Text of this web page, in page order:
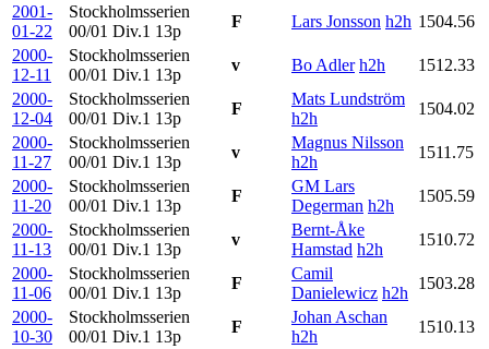
2001-
01-22
Stockholmsserien
00/01 Div.1 13p
F Lars Jonsson h2h 1504.56
2000-
12-11
Stockholmsserien
00/01 Div.1 13p
v Bo Adler h2h
1512.33
2000-
12-04
Stockholmsserien
00/01 Div.1 13p
F
Mats Lundström
h2h
1504.02
2000-
11-27
Stockholmsserien
00/01 Div.1 13p
v
Magnus Nilsson
h2h
1511.75
2000-
11-20
Stockholmsserien
00/01 Div.1 13p
F
GM Lars
Degerman h2h
1505.59
2000-
11-13
Stockholmsserien
00/01 Div.1 13p
v
Bernt-Åke
Hamstad h2h
1510.72
2000-
11-06
Stockholmsserien
00/01 Div.1 13p
F
Camil
Danielewicz h2h
1503.28
2000-
10-30
Stockholmsserien
00/01 Div.1 13p
F
Johan Aschan
h2h
1510.13